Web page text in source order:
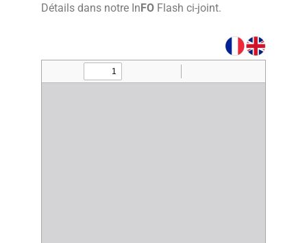
Détails dans notre InFO Flash ci-joint.